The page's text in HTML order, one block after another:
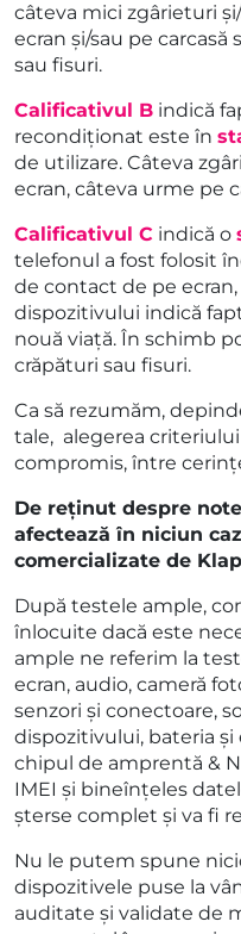
câteva mici zgârieturi
ecran și/sau pe carcasă
sau fisuri.
Calificativul B indică
recondiționat este în
de utilizare. Câteva
ecran, câteva urme pe
Calificativul C indică o
telefonul a fost folosit
de contact de pe
dispozitivului indică
nouă viață. În schimb
crăpături sau fisuri.
Ca să rezumăm,
tale, alegerea
compromis, între
De reținut despre
afectează în niciun
comercializate de
După testele ample,
înlocuite dacă este
ample ne referim la
ecran, audio, cameră
senzori și conectoare,
dispozitivului, bateria și
chipul de amprentă &
IMEI și bineînțeles
șterse complet și va fi
Nu le putem spune
dispozitivele puse la
auditate și validate de